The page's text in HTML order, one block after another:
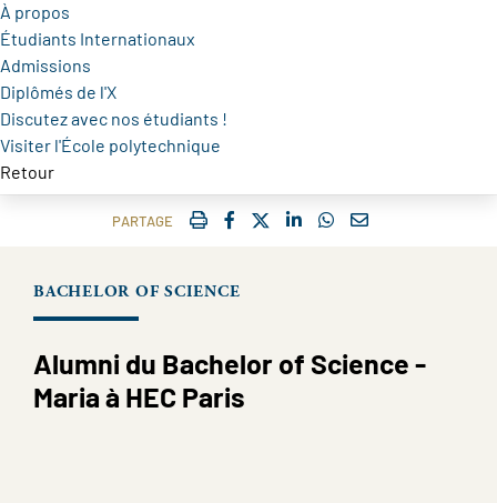
À propos
Étudiants Internationaux
Admissions
Diplômés de l'X
Discutez avec nos étudiants !
Visiter l'École polytechnique
Retour
PARTAGE IMPRIMERFACEBOOK
TWITTER
SHARE ON LINKEDIN
SHARE ON
COURRIEL
BACHELOR OF SCIENCE
Alumni du Bachelor of Science -
Maria à HEC Paris